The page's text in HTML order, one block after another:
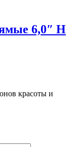
6,0″ H
красоты и